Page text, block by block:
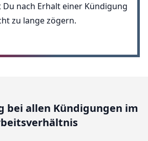
Du nach Erhalt einer Kündigung
zu lange zögern.
bei allen Kündigungen im